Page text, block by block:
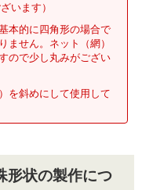
います）
本的に四角形の場合で
ません。ネット（網）
ので少し丸みがござい
を斜めにして使用して
形状の製作につ